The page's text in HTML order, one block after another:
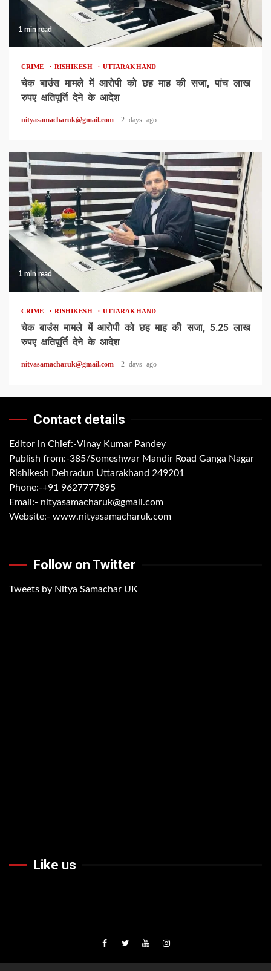
1 min read
CRIME RISHIKESH UTTARAKHAND
चेक बाउंस मामले में आरोपी को छह माह की सजा, पांच लाख
रुपए क्षतिपूर्ति देने के आदेश
nityasamacharuk@gmail.com 2 days ago
1 min read
CRIME RISHIKESH UTTARAKHAND
चेक बाउंस मामले में आरोपी को छह माह की सजा, 5.25 लाख
रुपए क्षतिपूर्ति देने के आदेश
nityasamacharuk@gmail.com 2 days ago
Contact details
Editor in Chief:-Vinay Kumar Pandey
Publish from:-385/Someshwar Mandir Road Ganga Nagar
Rishikesh Dehradun Uttarakhand 249201
Phone:-+91 9627777895
Email:- nityasamacharuk@gmail.com
Website:- www.nityasamacharuk.com
Follow on Twitter
Tweets by Nitya Samachar UK
Like us
Facebook
TwiteerYoutubeInstagram